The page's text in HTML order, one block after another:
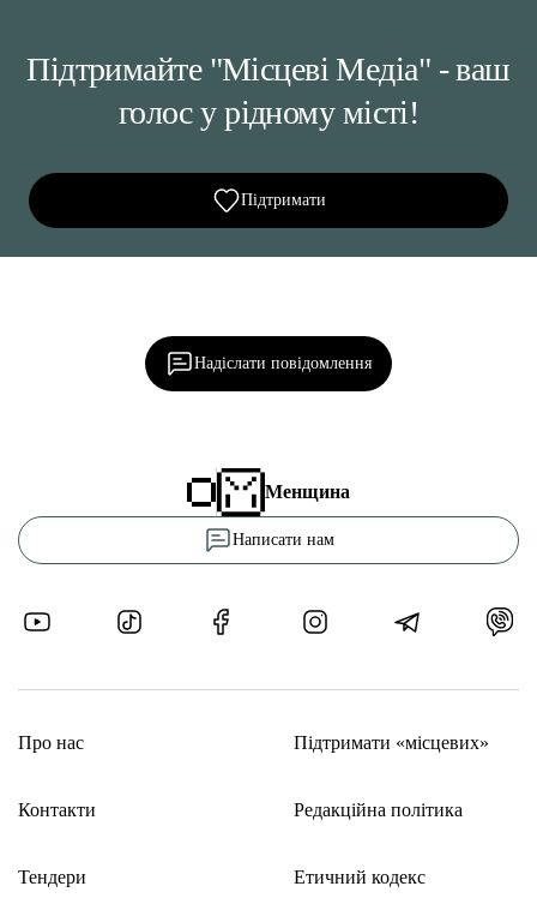
Підтримайте "Місцеві Медіа" - ваш
голос у рідному місті!
Підтримати
Надіслати повідомлення
Менщина
Написати нам
Про нас
Контакти
Тендери
Підтримати «місцевих»
Редакційна політика
Етичний кодекс